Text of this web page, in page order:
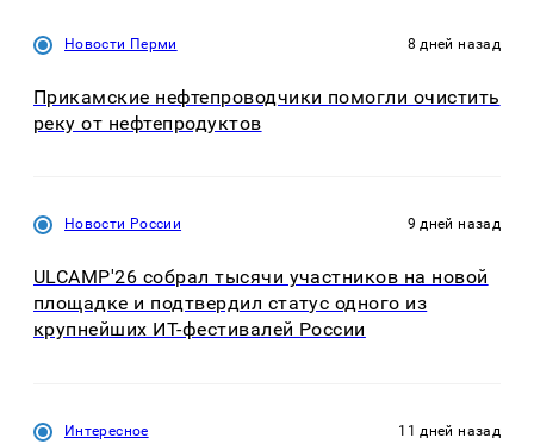
Новости Перми 8 дней назад
Прикамские нефтепроводчики помогли очистить
реку от нефтепродуктов
Новости России 9 дней назад
ULCAMP'26 собрал тысячи участников на новой
площадке и подтвердил статус одного из
крупнейших ИТ-фестивалей России
Интересное 11 дней назад